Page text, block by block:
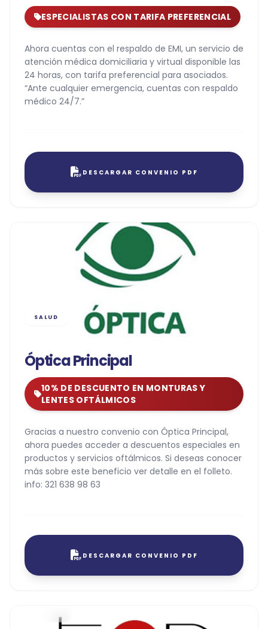
ESPECIALISTAS CON TARIFA PREFERENCIAL
Ahora cuentas con el respaldo de EMI, un servicio de
atención médica domiciliaria y virtual disponible las
24 horas, con tarifa preferencial para asociados.
“Ante cualquier emergencia, cuentas con respaldo
médico 24/7.”
DESCARGAR CONVENIO PDF
SALUD
Óptica Principal
10% DE DESCUENTO EN MONTURAS Y
LENTES OFTÁLMICOS
Gracias a nuestro convenio con Óptica Principal,
ahora puedes acceder a descuentos especiales en
productos y servicios oftálmicos. Si deseas conocer
más sobre este beneficio ver detalle en el folleto.
info: 321 638 98 63
DESCARGAR CONVENIO PDF